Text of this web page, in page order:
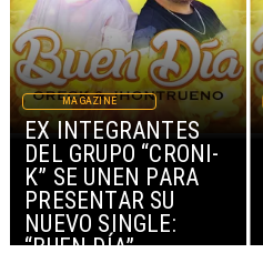
EX INTEGRANTES
DEL GRUPO “CRONI-
K” SE UNEN PARA
PRESENTAR SU
NUEVO SINGLE:
“BUEN DÍA”
MAGAZINE